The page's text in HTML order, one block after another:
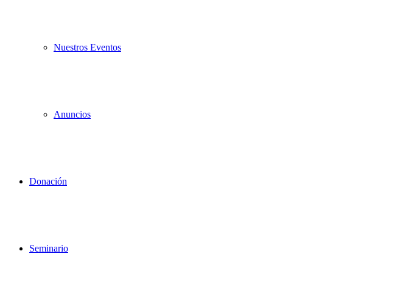
Nuestros Eventos
Anuncios
Donación
Seminario